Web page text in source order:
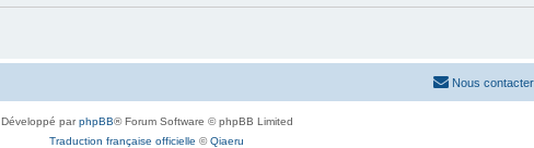
Nous contacter
Développé parphpBB® Forum Software © phpBB Limited
Traduction française officielle ©Qiaeru